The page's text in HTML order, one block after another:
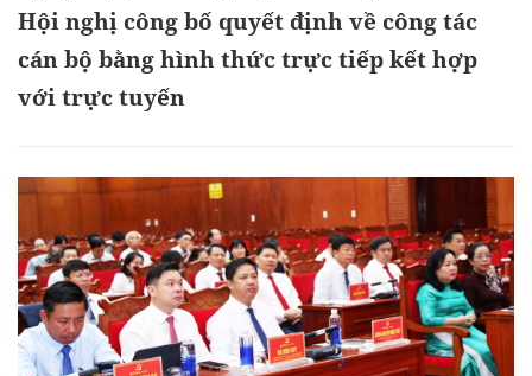
Hội nghị công bố quyết định về công tác
cán bộ bằng hình thức trực tiếp kết hợp
với trực tuyến